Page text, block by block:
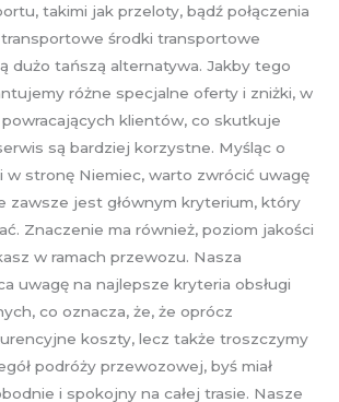
takimi jak przeloty, bądź połączenia
środki transportowe
dużo tańszą alternatywa. Jakby tego
różne specjalne oferty i zniżki, w
klientów, co skutkuje
są bardziej korzystne. Myśląc o
w stronę Niemiec, warto zwrócić uwagę
zawsze jest głównym kryterium, który
Znaczenie ma również, poziom jakości
w ramach przewozu. Nasza
uwagę na najlepsze kryteria obsługi
co oznacza, że, że oprócz
koszty, lecz także troszczymy
podróży przewozowej, byś miał
i spokojny na całej trasie. Nasze